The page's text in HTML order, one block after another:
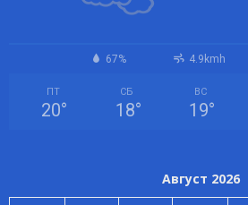
67% 4.9kmh
ПТ
20°
СБ
18°
ВС
19°
Август 2026